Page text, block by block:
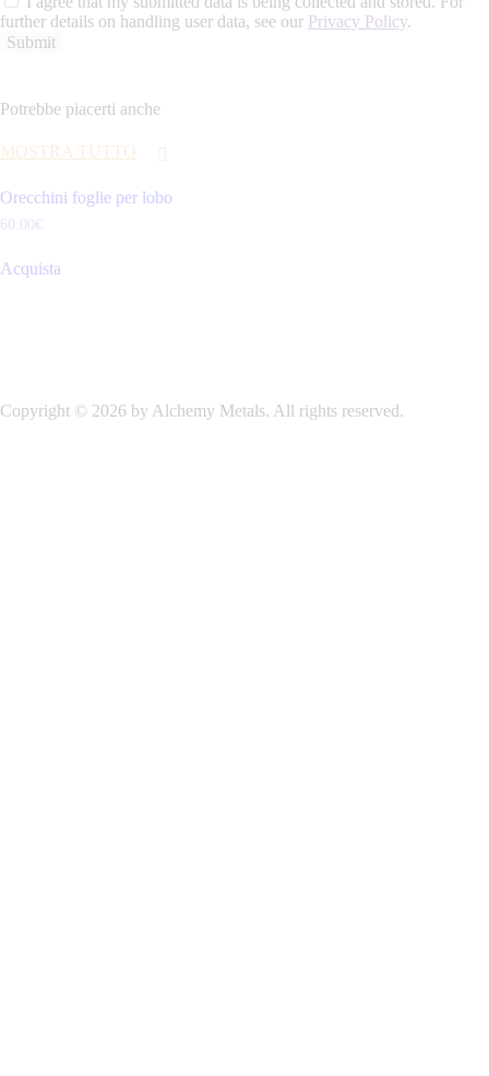
further details on handling user data, see our Privacy Policy.
Potrebbe piacerti anche
MOSTRA TUTTO
Orecchini foglie per lobo
60. 00€
Acquista
Copyright © 2026 by Alchemy Metals. All rights reserved.